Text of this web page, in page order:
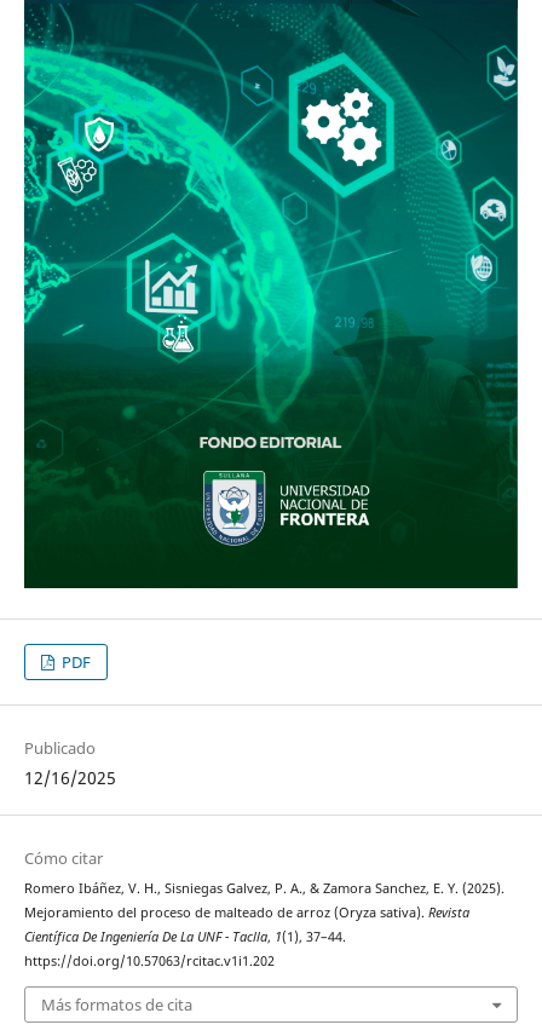
PDF
Publicado
12/16/2025
Cómo citar
Romero Ibáñez, V. H., Sisniegas Galvez, P. A., & Zamora Sanchez, E. Y. (2025).
Mejoramiento del proceso de malteado de arroz (Oryza sativa). Revista
Científica De Ingeniería De La UNF - Taclla, 1(1), 37–44.
https://doi.org/10.57063/rcitac.v1i1.202
Más formatos de cita